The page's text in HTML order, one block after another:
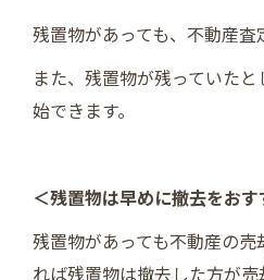
残置物があっても、不動産査
また、残置物が残っていた
始できます。
＜残置物は早めに撤去をおす
残置物があっても不動産の
れば残置物は撤去した方が売